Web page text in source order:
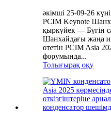
әкімші 25-09-26
PCIM Keynote
қыркүйек — Бүгін
Шанхайдағы жаңа
өтетін PCIM Asia
форумында...
Толығырақ оқу